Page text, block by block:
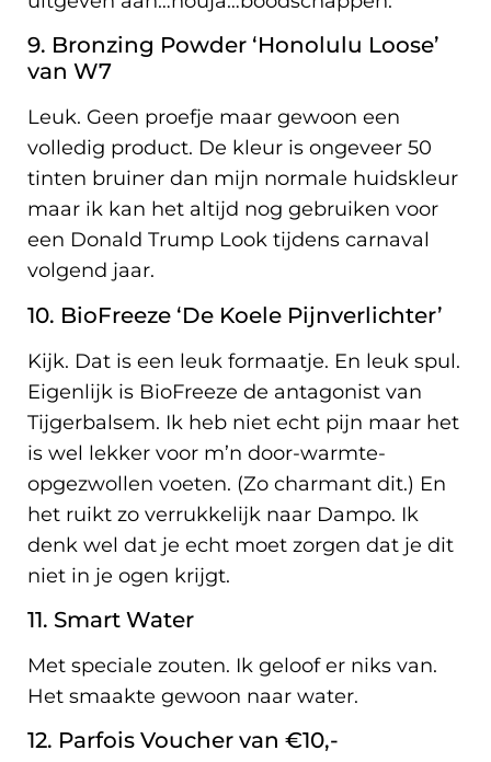
9. Bronzing Powder ‘Honolulu Loose’
van W7
Leuk. Geen proefje maar gewoon een
volledig product. De kleur is ongeveer 50
tinten bruiner dan mijn normale huidskleur
maar ik kan het altijd nog gebruiken voor
een Donald Trump Look tijdens carnaval
volgend jaar.
10. BioFreeze ‘De Koele Pijnverlichter’
Kijk. Dat is een leuk formaatje. En leuk spul.
Eigenlijk is BioFreeze de antagonist van
Tijgerbalsem. Ik heb niet echt pijn maar het
is wel lekker voor m’n door-warmte-
opgezwollen voeten. (Zo charmant dit.) En
het ruikt zo verrukkelijk naar Dampo. Ik
denk wel dat je echt moet zorgen dat je dit
niet in je ogen krijgt.
11. Smart Water
Met speciale zouten. Ik geloof er niks van.
Het smaakte gewoon naar water.
12. Parfois Voucher van €10,-